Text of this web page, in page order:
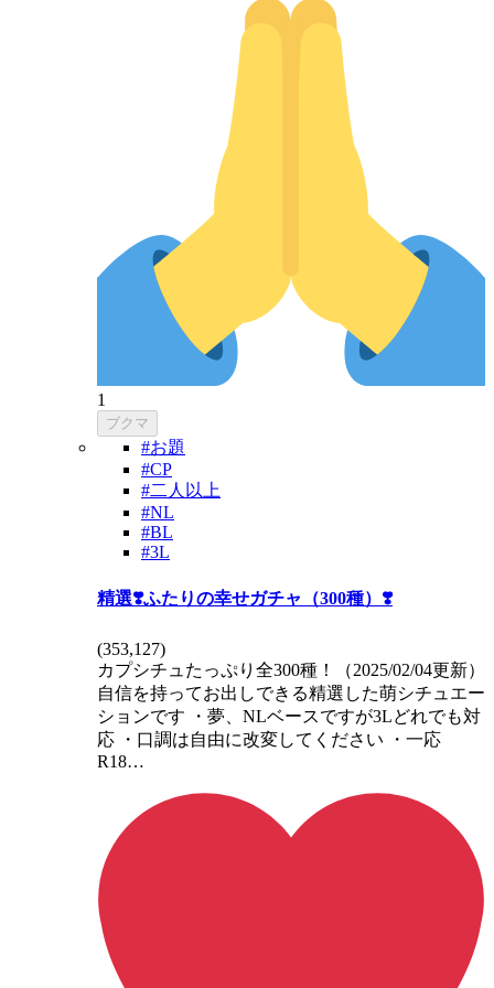
1
ブクマ
#お題
#CP
#二人以上
#NL
#BL
#3L
精選❣️ふたりの幸せガチャ（300種）❣️
(353,127)
カプシチュたっぷり全300種！（2025/02/04更新）
自信を持ってお出しできる精選した萌シチュエー
ションです ・夢、NLベースですが3Lどれでも対
応 ・口調は自由に改変してください ・一応
R18…